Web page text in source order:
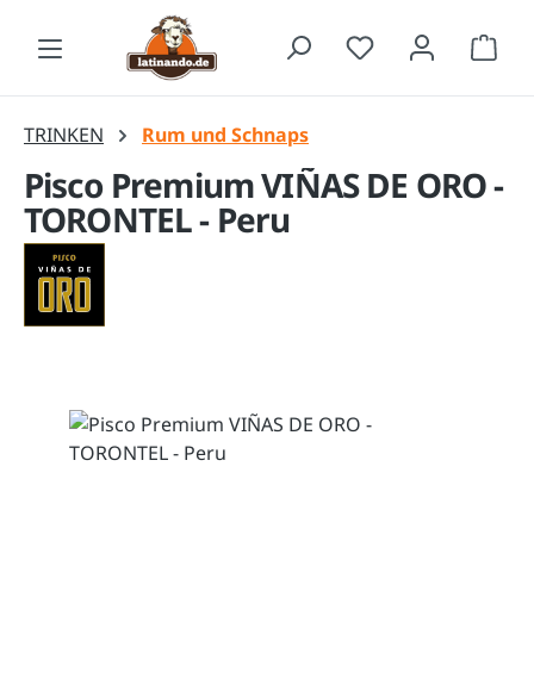
Zum Hauptinhalt springen
TRINKEN Rum und Schnaps
Pisco Premium VIÑAS DE ORO -
TORONTEL - Peru